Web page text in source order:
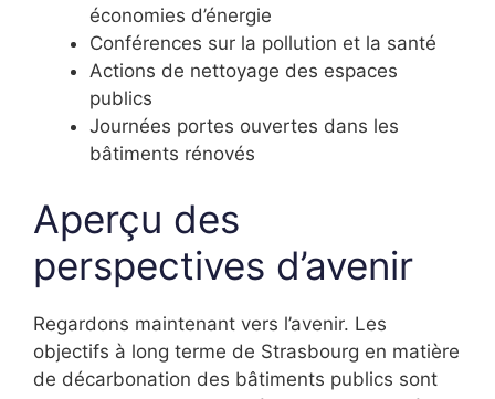
économies d’énergie
Conférences sur la pollution et la santé
Actions de nettoyage des espaces
publics
Journées portes ouvertes dans les
bâtiments rénovés
Aperçu des
perspectives d’avenir
Regardons maintenant vers l’avenir. Les
objectifs à long terme de Strasbourg en matière
de décarbonation des bâtiments publics sont